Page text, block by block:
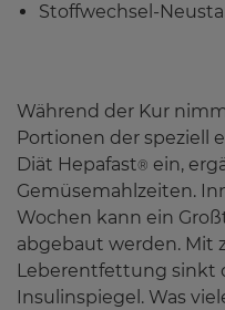
Stoffwechsel-
Während der Kur
Portionen der speziell
Diät Hepafast® ein,
Gemüsemahlzeiten.
Wochen kann ein
abgebaut werden. Mit
Leberentfettung sinkt
Insulinspiegel. Was